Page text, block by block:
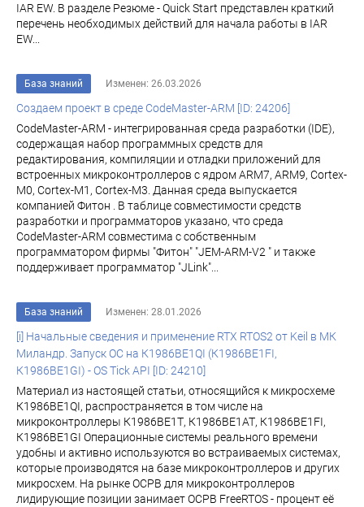
IAR EW. В разделе Резюме - Quick Start представлен краткий
перечень необходимых действий для начала работы в IAR
EW...
База знаний Изменен: 26.03.2026
Создаем проект в среде CodeMaster-ARM [ID: 24206]
CodeMaster-ARM - интегрированная среда разработки (IDE),
содержащая набор программных средств для
редактирования, компиляции и отладки приложений для
встроенных микроконтроллеров с ядром ARM7, ARM9, Cortex-
M0, Cortex-M1, Cortex-M3. Данная среда выпускается
компанией Фитон . В таблице совместимости средств
разработки и программаторов указано, что среда
CodeMaster-ARM совместима с собственным
программатором фирмы "Фитон" "JEM-ARM-V2 " и также
поддерживает программатор "JLink"...
База знаний Изменен: 28.01.2026
[i] Начальные сведения и применение RTX RTOS2 от Keil в МК
Миландр. Запуск ОС на К1986ВЕ1QI (К1986ВЕ1FI,
К1986ВЕ1GI) - OS Tick API [ID: 24210]
Материал из настоящей статьи, относящийся к микросхеме
К1986ВЕ1QI, распространяется в том числе на
микроконтроллеры К1986ВЕ1Т, К1986ВЕ1АТ, К1986ВЕ1FI,
К1986ВЕ1GI Операционные системы реального времени
удобны и активно используются во встраиваемых системах,
которые производятся на базе микроконтроллеров и других
микросхем. На рынке ОСРВ для микроконтроллеров
лидирующие позиции занимает ОСРВ FreeRTOS - процент её